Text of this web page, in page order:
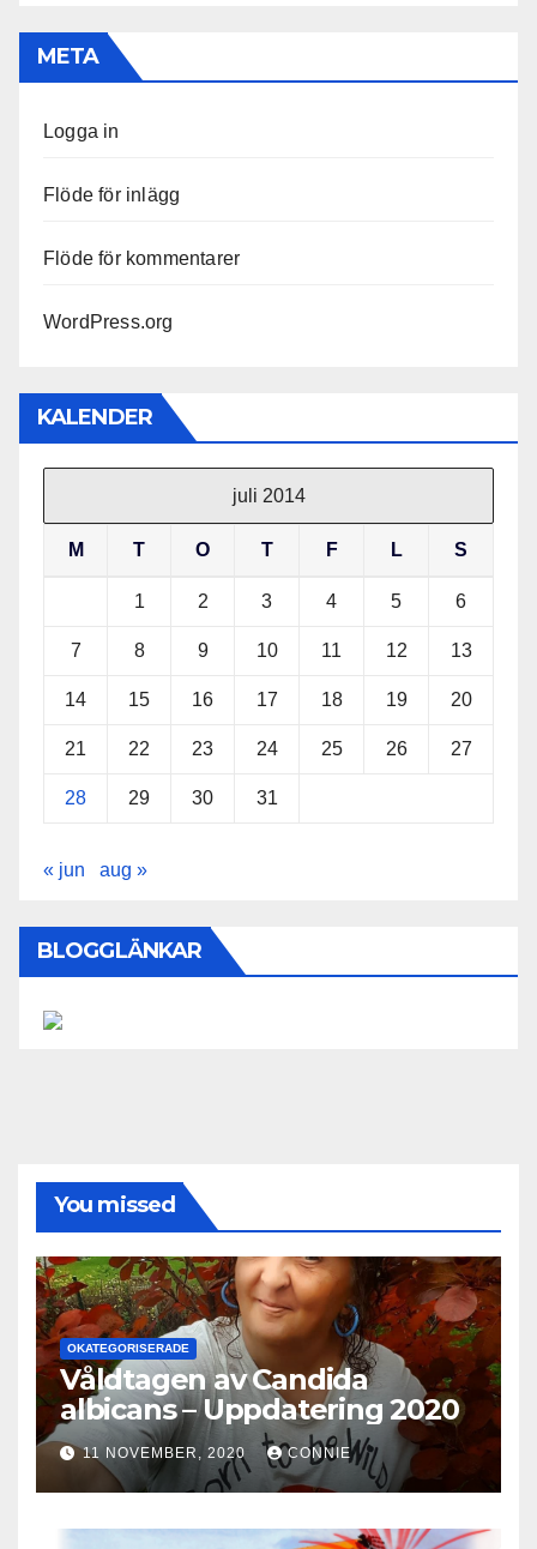
META
Logga in
Flöde för inlägg
Flöde för kommentarer
WordPress.org
KALENDER
juli 2014
M T O T F L S
1 2 3 4 5 6
7 8 9 10 11 12 13
14 15 16 17 18 19 20
21 22 23 24 25 26 27
28 29 30 31
« jun aug »
BLOGGLÄNKAR
You missed
OKATEGORISERADE
Våldtagen av Candida
albicans – Uppdatering 2020
11 NOVEMBER, 2020 CONNIE